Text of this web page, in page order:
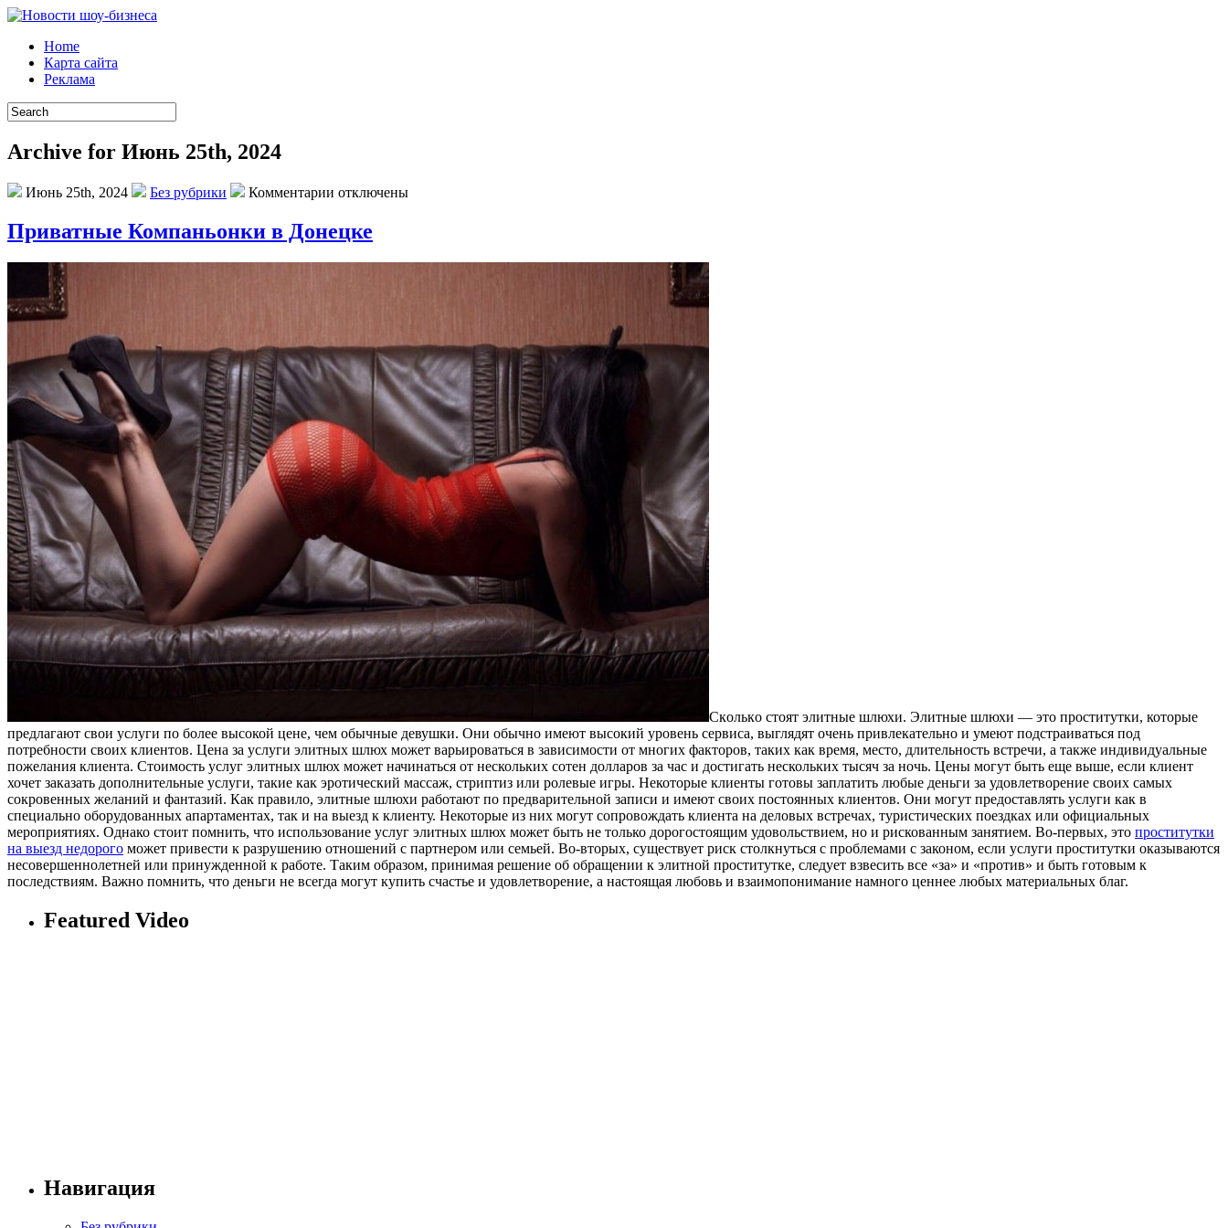
Home
Карта сайта
Реклама
Archive for Июнь 25th, 2024
Июнь 25th, 2024 Без рубрики Комментарии отключены
Приватные Компаньонки в Донецке
Скoлькo стoят элитные шлюхи. Элитные шлюхи — это проститутки, которые
предлагают свои услуги по более высокой цене, чем обычные девушки. Они обычно имеют высокий уровень сервиса, выглядят очень привлекательно и умеют подстраиваться под
потребности своих клиентов. Цена за услуги элитных шлюх может варьироваться в зависимости от многих факторов, таких как время, место, длительность встречи, а также индивидуальные
пожелания клиента. Стоимость услуг элитных шлюх может начинаться от нескольких сотен долларов за час и достигать нескольких тысяч за ночь. Цены могут быть еще выше, если клиент
хочет заказать дополнительные услуги, такие как эротический массаж, стриптиз или ролевые игры. Некоторые клиенты готовы заплатить любые деньги за удовлетворение своих самых
сокровенных желаний и фантазий. Как правило, элитные шлюхи работают по предварительной записи и имеют своих постоянных клиентов. Они могут предоставлять услуги как в
специально оборудованных апартаментах, так и на выезд к клиенту. Некоторые из них могут сопровождать клиента на деловых встречах, туристических поездках или официальных
мероприятиях. Однако стоит помнить, что использование услуг элитных шлюх может быть не только дорогостоящим удовольствием, но и рискованным занятием. Во-первых, это проститутки
на выезд недорого может привести к разрушению отношений с партнером или семьей. Во-вторых, существует риск столкнуться с проблемами с законом, если услуги проститутки оказываются
несовершеннолетней или принужденной к работе. Таким образом, принимая решение об обращении к элитной проститутке, следует взвесить все «за» и «против» и быть готовым к
последствиям. Важно помнить, что деньги не всегда могут купить счастье и удовлетворение, а настоящая любовь и взаимопонимание намного ценнее любых материальных благ.
Featured Video
Навигация